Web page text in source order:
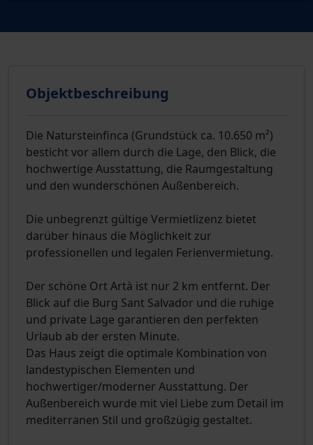
Objektbeschreibung
Die Natursteinfinca (Grundstück ca. 10.650 m²)
besticht vor allem durch die Lage, den Blick, die
hochwertige Ausstattung, die Raumgestaltung
und den wunderschönen Außenbereich.
Die unbegrenzt gültige Vermietlizenz bietet
darüber hinaus die Möglichkeit zur
professionellen und legalen Ferienvermietung.
Der schöne Ort Artà ist nur 2 km entfernt. Der
Blick auf die Burg Sant Salvador und die ruhige
und private Lage garantieren den perfekten
Urlaub ab der ersten Minute.
Das Haus zeigt die optimale Kombination von
landestypischen Elementen und
hochwertiger/moderner Ausstattung. Der
Außenbereich wurde mit viel Liebe zum Detail im
mediterranen Stil und großzügig gestaltet.